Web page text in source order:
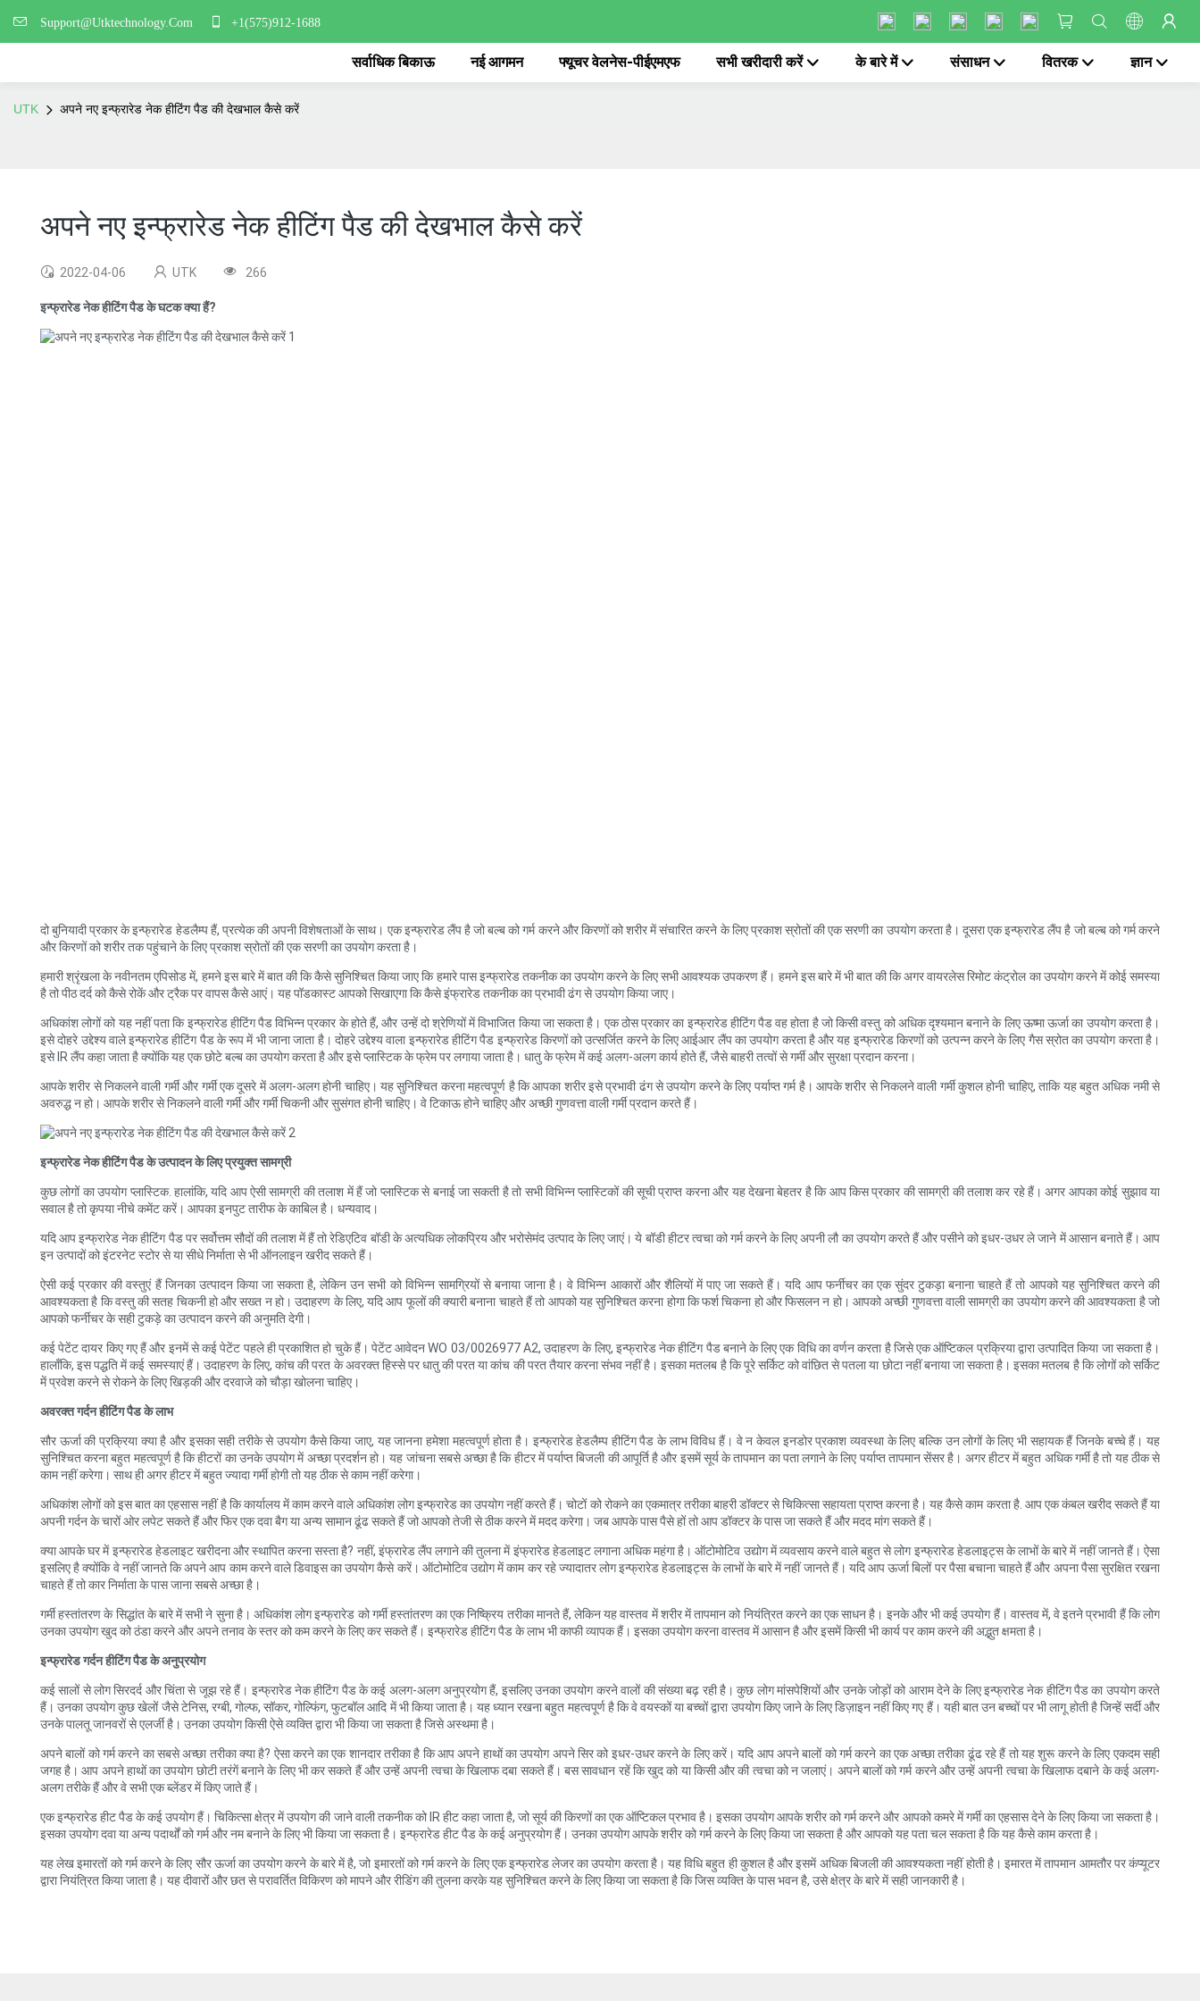
Support@Utktechnology.Com +1(575)912-1688
सर्वाधिक बिकाऊ नई आगमन फ्यूचर वेलनेस-पीईएमएफ सभी खरीदारी करें के बारे में संसाधन वितरक ज्ञान
UTK अपने नए इन्फ्रारेड नेक हीटिंग पैड की देखभाल कैसे करें
अपने नए इन्फ्रारेड नेक हीटिंग पैड की देखभाल कैसे करें
2022-04-06 UTK 266
इन्फ्रारेड नेक हीटिंग पैड के घटक क्या हैं?
दो बुनियादी प्रकार के इन्फ्रारेड हेडलैम्प हैं, प्रत्येक की अपनी विशेषताओं के साथ। एक इन्फ्रारेड लैंप है जो बल्ब को गर्म करने और किरणों को शरीर में संचारित करने के लिए प्रकाश स्रोतों की एक सरणी का उपयोग करता है। दूसरा एक इन्फ्रारेड लैंप है जो बल्ब को गर्म करने
और किरणों को शरीर तक पहुंचाने के लिए प्रकाश स्रोतों की एक सरणी का उपयोग करता है।
हमारी श्रृंखला के नवीनतम एपिसोड में, हमने इस बारे में बात की कि कैसे सुनिश्चित किया जाए कि हमारे पास इन्फ्रारेड तकनीक का उपयोग करने के लिए सभी आवश्यक उपकरण हैं। हमने इस बारे में भी बात की कि अगर वायरलेस रिमोट कंट्रोल का उपयोग करने में कोई समस्या
है तो पीठ दर्द को कैसे रोकें और ट्रैक पर वापस कैसे आएं। यह पॉडकास्ट आपको सिखाएगा कि कैसे इंफ्रारेड तकनीक का प्रभावी ढंग से उपयोग किया जाए।
अधिकांश लोगों को यह नहीं पता कि इन्फ्रारेड हीटिंग पैड विभिन्न प्रकार के होते हैं, और उन्हें दो श्रेणियों में विभाजित किया जा सकता है। एक ठोस प्रकार का इन्फ्रारेड हीटिंग पैड वह होता है जो किसी वस्तु को अधिक दृश्यमान बनाने के लिए ऊष्मा ऊर्जा का उपयोग करता है।
इसे दोहरे उद्देश्य वाले इन्फ्रारेड हीटिंग पैड के रूप में भी जाना जाता है। दोहरे उद्देश्य वाला इन्फ्रारेड हीटिंग पैड इन्फ्रारेड किरणों को उत्सर्जित करने के लिए आईआर लैंप का उपयोग करता है और यह इन्फ्रारेड किरणों को उत्पन्न करने के लिए गैस स्रोत का उपयोग करता है।
इसे IR लैंप कहा जाता है क्योंकि यह एक छोटे बल्ब का उपयोग करता है और इसे प्लास्टिक के फ्रेम पर लगाया जाता है। धातु के फ्रेम में कई अलग-अलग कार्य होते हैं, जैसे बाहरी तत्वों से गर्मी और सुरक्षा प्रदान करना।
आपके शरीर से निकलने वाली गर्मी और गर्मी एक दूसरे में अलग-अलग होनी चाहिए। यह सुनिश्चित करना महत्वपूर्ण है कि आपका शरीर इसे प्रभावी ढंग से उपयोग करने के लिए पर्याप्त गर्म है। आपके शरीर से निकलने वाली गर्मी कुशल होनी चाहिए, ताकि यह बहुत अधिक नमी से
अवरुद्ध न हो। आपके शरीर से निकलने वाली गर्मी और गर्मी चिकनी और सुसंगत होनी चाहिए। वे टिकाऊ होने चाहिए और अच्छी गुणवत्ता वाली गर्मी प्रदान करते हैं।
इन्फ्रारेड नेक हीटिंग पैड के उत्पादन के लिए प्रयुक्त सामग्री
कुछ लोगों का उपयोग प्लास्टिक. हालांकि, यदि आप ऐसी सामग्री की तलाश में हैं जो प्लास्टिक से बनाई जा सकती है तो सभी विभिन्न प्लास्टिकों की सूची प्राप्त करना और यह देखना बेहतर है कि आप किस प्रकार की सामग्री की तलाश कर रहे हैं। अगर आपका कोई सुझाव या
सवाल है तो कृपया नीचे कमेंट करें। आपका इनपुट तारीफ के काबिल है। धन्यवाद।
यदि आप इन्फ्रारेड नेक हीटिंग पैड पर सर्वोत्तम सौदों की तलाश में हैं तो रेडिएटिव बॉडी के अत्यधिक लोकप्रिय और भरोसेमंद उत्पाद के लिए जाएं। ये बॉडी हीटर त्वचा को गर्म करने के लिए अपनी लौ का उपयोग करते हैं और पसीने को इधर-उधर ले जाने में आसान बनाते हैं। आप
इन उत्पादों को इंटरनेट स्टोर से या सीधे निर्माता से भी ऑनलाइन खरीद सकते हैं।
ऐसी कई प्रकार की वस्तुएं हैं जिनका उत्पादन किया जा सकता है, लेकिन उन सभी को विभिन्न सामग्रियों से बनाया जाना है। वे विभिन्न आकारों और शैलियों में पाए जा सकते हैं। यदि आप फर्नीचर का एक सुंदर टुकड़ा बनाना चाहते हैं तो आपको यह सुनिश्चित करने की
आवश्यकता है कि वस्तु की सतह चिकनी हो और सख्त न हो। उदाहरण के लिए, यदि आप फूलों की क्यारी बनाना चाहते हैं तो आपको यह सुनिश्चित करना होगा कि फर्श चिकना हो और फिसलन न हो। आपको अच्छी गुणवत्ता वाली सामग्री का उपयोग करने की आवश्यकता है जो
आपको फर्नीचर के सही टुकड़े का उत्पादन करने की अनुमति देगी।
कई पेटेंट दायर किए गए हैं और इनमें से कई पेटेंट पहले ही प्रकाशित हो चुके हैं। पेटेंट आवेदन WO 03/0026977 A2, उदाहरण के लिए, इन्फ्रारेड नेक हीटिंग पैड बनाने के लिए एक विधि का वर्णन करता है जिसे एक ऑप्टिकल प्रक्रिया द्वारा उत्पादित किया जा सकता है।
हालाँकि, इस पद्धति में कई समस्याएं हैं। उदाहरण के लिए, कांच की परत के अवरक्त हिस्से पर धातु की परत या कांच की परत तैयार करना संभव नहीं है। इसका मतलब है कि पूरे सर्किट को वांछित से पतला या छोटा नहीं बनाया जा सकता है। इसका मतलब है कि लोगों को सर्किट
में प्रवेश करने से रोकने के लिए खिड़की और दरवाजे को चौड़ा खोलना चाहिए।
अवरक्त गर्दन हीटिंग पैड के लाभ
सौर ऊर्जा की प्रक्रिया क्या है और इसका सही तरीके से उपयोग कैसे किया जाए, यह जानना हमेशा महत्वपूर्ण होता है। इन्फ्रारेड हेडलैम्प हीटिंग पैड के लाभ विविध हैं। वे न केवल इनडोर प्रकाश व्यवस्था के लिए बल्कि उन लोगों के लिए भी सहायक हैं जिनके बच्चे हैं। यह
सुनिश्चित करना बहुत महत्वपूर्ण है कि हीटरों का उनके उपयोग में अच्छा प्रदर्शन हो। यह जांचना सबसे अच्छा है कि हीटर में पर्याप्त बिजली की आपूर्ति है और इसमें सूर्य के तापमान का पता लगाने के लिए पर्याप्त तापमान सेंसर है। अगर हीटर में बहुत अधिक गर्मी है तो यह ठीक से
काम नहीं करेगा। साथ ही अगर हीटर में बहुत ज्यादा गर्मी होगी तो यह ठीक से काम नहीं करेगा।
अधिकांश लोगों को इस बात का एहसास नहीं है कि कार्यालय में काम करने वाले अधिकांश लोग इन्फ्रारेड का उपयोग नहीं करते हैं। चोटों को रोकने का एकमात्र तरीका बाहरी डॉक्टर से चिकित्सा सहायता प्राप्त करना है। यह कैसे काम करता है. आप एक कंबल खरीद सकते हैं या
अपनी गर्दन के चारों ओर लपेट सकते हैं और फिर एक दवा बैग या अन्य सामान ढूंढ सकते हैं जो आपको तेजी से ठीक करने में मदद करेगा। जब आपके पास पैसे हों तो आप डॉक्टर के पास जा सकते हैं और मदद मांग सकते हैं।
क्या आपके घर में इन्फ्रारेड हेडलाइट खरीदना और स्थापित करना सस्ता है? नहीं, इंफ्रारेड लैंप लगाने की तुलना में इंफ्रारेड हेडलाइट लगाना अधिक महंगा है। ऑटोमोटिव उद्योग में व्यवसाय करने वाले बहुत से लोग इन्फ्रारेड हेडलाइट्स के लाभों के बारे में नहीं जानते हैं। ऐसा
इसलिए है क्योंकि वे नहीं जानते कि अपने आप काम करने वाले डिवाइस का उपयोग कैसे करें। ऑटोमोटिव उद्योग में काम कर रहे ज्यादातर लोग इन्फ्रारेड हेडलाइट्स के लाभों के बारे में नहीं जानते हैं। यदि आप ऊर्जा बिलों पर पैसा बचाना चाहते हैं और अपना पैसा सुरक्षित रखना
चाहते हैं तो कार निर्माता के पास जाना सबसे अच्छा है।
गर्मी हस्तांतरण के सिद्धांत के बारे में सभी ने सुना है। अधिकांश लोग इन्फ्रारेड को गर्मी हस्तांतरण का एक निष्क्रिय तरीका मानते हैं, लेकिन यह वास्तव में शरीर में तापमान को नियंत्रित करने का एक साधन है। इनके और भी कई उपयोग हैं। वास्तव में, वे इतने प्रभावी हैं कि लोग
उनका उपयोग खुद को ठंडा करने और अपने तनाव के स्तर को कम करने के लिए कर सकते हैं। इन्फ्रारेड हीटिंग पैड के लाभ भी काफी व्यापक हैं। इसका उपयोग करना वास्तव में आसान है और इसमें किसी भी कार्य पर काम करने की अद्भुत क्षमता है।
इन्फ्रारेड गर्दन हीटिंग पैड के अनुप्रयोग
कई सालों से लोग सिरदर्द और चिंता से जूझ रहे हैं। इन्फ्रारेड नेक हीटिंग पैड के कई अलग-अलग अनुप्रयोग हैं, इसलिए उनका उपयोग करने वालों की संख्या बढ़ रही है। कुछ लोग मांसपेशियों और उनके जोड़ों को आराम देने के लिए इन्फ्रारेड नेक हीटिंग पैड का उपयोग करते
हैं। उनका उपयोग कुछ खेलों जैसे टेनिस, रग्बी, गोल्फ, सॉकर, गोल्फिंग, फुटबॉल आदि में भी किया जाता है। यह ध्यान रखना बहुत महत्वपूर्ण है कि वे वयस्कों या बच्चों द्वारा उपयोग किए जाने के लिए डिज़ाइन नहीं किए गए हैं। यही बात उन बच्चों पर भी लागू होती है जिन्हें सर्दी और
उनके पालतू जानवरों से एलर्जी है। उनका उपयोग किसी ऐसे व्यक्ति द्वारा भी किया जा सकता है जिसे अस्थमा है।
अपने बालों को गर्म करने का सबसे अच्छा तरीका क्या है? ऐसा करने का एक शानदार तरीका है कि आप अपने हाथों का उपयोग अपने सिर को इधर-उधर करने के लिए करें। यदि आप अपने बालों को गर्म करने का एक अच्छा तरीका ढूंढ रहे हैं तो यह शुरू करने के लिए एकदम सही
जगह है। आप अपने हाथों का उपयोग छोटी तरंगें बनाने के लिए भी कर सकते हैं और उन्हें अपनी त्वचा के खिलाफ दबा सकते हैं। बस सावधान रहें कि खुद को या किसी और की त्वचा को न जलाएं। अपने बालों को गर्म करने और उन्हें अपनी त्वचा के खिलाफ दबाने के कई अलग-
अलग तरीके हैं और वे सभी एक ब्लेंडर में किए जाते हैं।
एक इन्फ्रारेड हीट पैड के कई उपयोग हैं। चिकित्सा क्षेत्र में उपयोग की जाने वाली तकनीक को IR हीट कहा जाता है, जो सूर्य की किरणों का एक ऑप्टिकल प्रभाव है। इसका उपयोग आपके शरीर को गर्म करने और आपको कमरे में गर्मी का एहसास देने के लिए किया जा सकता है।
इसका उपयोग दवा या अन्य पदार्थों को गर्म और नम बनाने के लिए भी किया जा सकता है। इन्फ्रारेड हीट पैड के कई अनुप्रयोग हैं। उनका उपयोग आपके शरीर को गर्म करने के लिए किया जा सकता है और आपको यह पता चल सकता है कि यह कैसे काम करता है।
यह लेख इमारतों को गर्म करने के लिए सौर ऊर्जा का उपयोग करने के बारे में है, जो इमारतों को गर्म करने के लिए एक इन्फ्रारेड लेजर का उपयोग करता है। यह विधि बहुत ही कुशल है और इसमें अधिक बिजली की आवश्यकता नहीं होती है। इमारत में तापमान आमतौर पर कंप्यूटर
द्वारा नियंत्रित किया जाता है। यह दीवारों और छत से परावर्तित विकिरण को मापने और रीडिंग की तुलना करके यह सुनिश्चित करने के लिए किया जा सकता है कि जिस व्यक्ति के पास भवन है, उसे क्षेत्र के बारे में सही जानकारी है।